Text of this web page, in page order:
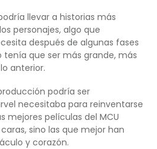
llevar a historias más
personajes, algo que
después de algunas fases
que ser más grande, más
anterior.
podría ser
necesitaba para reinventarse
mejores películas del MCU
sino las que mejor han
y corazón.